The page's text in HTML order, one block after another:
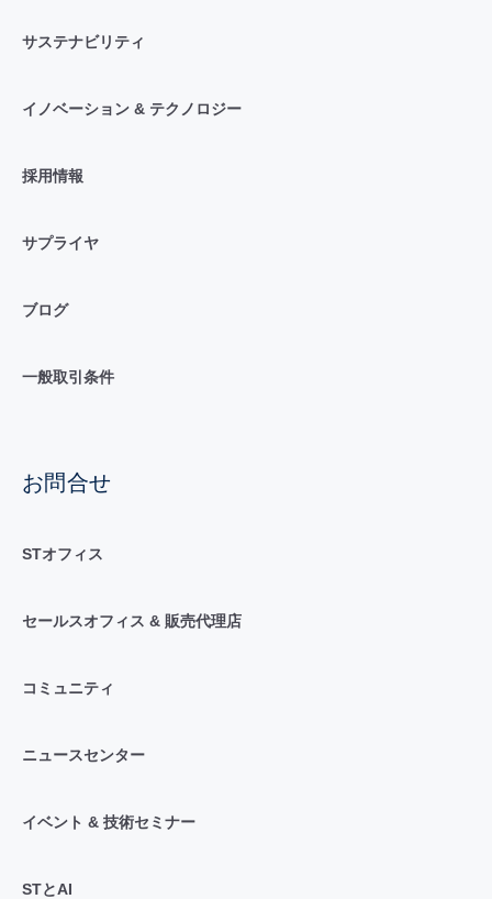
サステナビリティ
イノベーション & テクノロジー
採用情報
サプライヤ
ブログ
一般取引条件
お問合せ
STオフィス
セールスオフィス & 販売代理店
コミュニティ
ニュースセンター
イベント & 技術セミナー
STとAI